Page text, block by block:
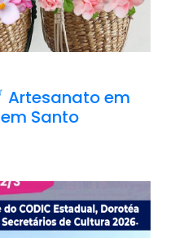
Artesanato em
Santo